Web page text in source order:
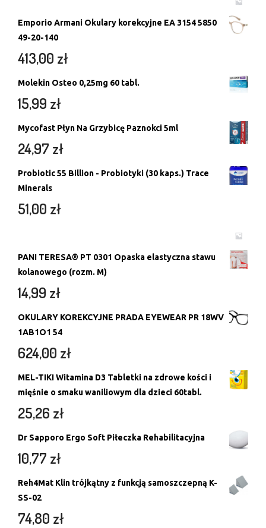
Emporio Armani Okulary korekcyjne EA 3154 5850
49-20-140
413,00 zł
Molekin Osteo 0,25mg 60 tabl.
15,99 zł
Mycofast Płyn Na Grzybicę Paznokci 5ml
24,97 zł
Probiotic 55 Billion - Probiotyki (30 kaps.) Trace
Minerals
51,00 zł
PANI TERESA® PT 0301 Opaska elastyczna stawu
kolanowego (rozm. M)
14,99 zł
OKULARY KOREKCYJNE PRADA EYEWEAR PR 18WV
1AB1O1 54
624,00 zł
MEL-TIKI Witamina D3 Tabletki na zdrowe kości i
mięśnie o smaku waniliowym dla dzieci 60tabl.
25,26 zł
Dr Sapporo Ergo Soft Piłeczka Rehabilitacyjna
10,77 zł
Reh4Mat Klin trójkątny z funkcją samoszczepną K-
SS-02
74,80 zł